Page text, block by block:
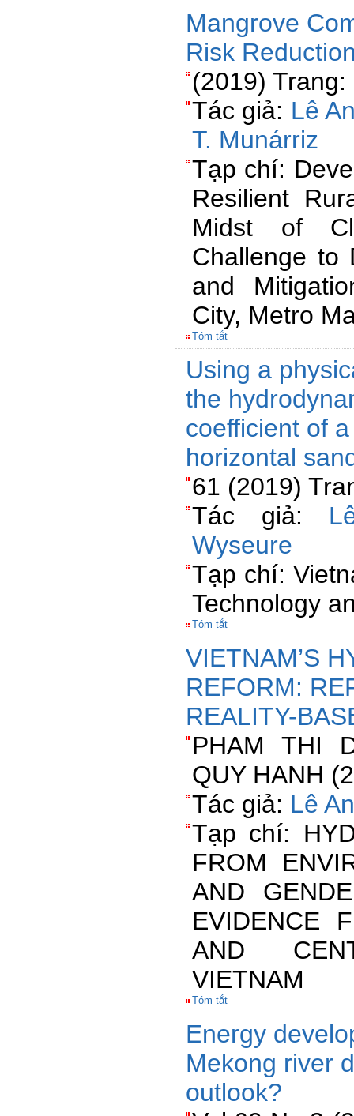
Mangrove
Risk
(2019) Trang:
Tác giả: Lê
T. Munárriz
Tạp chí:
Resilient
Midst of
Challenge to
and
City, Metro
Tóm tắt
Using a
the
coefficient of
horizontal
61 (2019)
Tác giả:
Wyseure
Tạp chí:
Technology
Tóm tắt
VIETNAM’S
REFORM:
REALITY-
PHAM THI
QUY HANH
Tác giả: Lê
Tạp chí:
FROM
AND
EVIDENCE
AND
VIETNAM
Tóm tắt
Energy
Mekong river
outlook?